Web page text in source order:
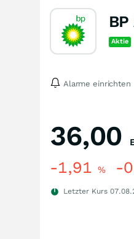
Aktie
Alarme einrichten
36,00
-1,91 % -
Letzter Kurs